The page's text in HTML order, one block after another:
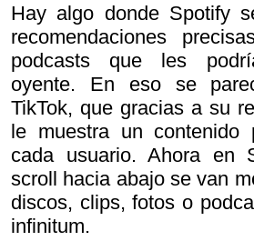
Hay algo donde Spotify
recomendaciones
podcasts que les
oyente. En eso se
TikTok, que gracias a su
le muestra un contenido
cada usuario. Ahora en
scroll hacia abajo se van
discos, clips, fotos o
infinitum.